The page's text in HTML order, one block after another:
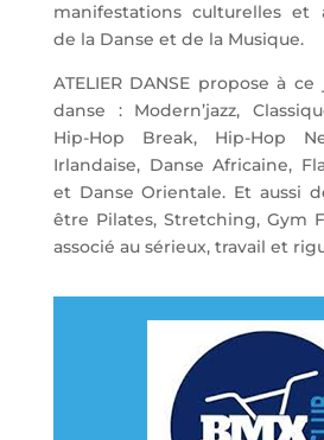
manifestations culturelles et
de la Danse et de la Musique.
ATELIER DANSE propose à
danse : Modern’jazz,
Hip-Hop Break, Hip-Hop
Irlandaise, Danse Africaine,
et Danse Orientale. Et aussi
être Pilates, Stretching, Gym
associé au sérieux, travail et